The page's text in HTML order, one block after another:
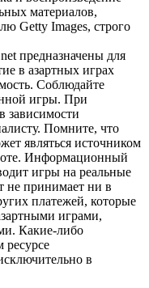
материалов,
Getty Images, строго
предназначены для
в азартных играх
Соблюдайте
игры. При
зависимости
Помните, что
являться источником
Информационный
игры на реальные
не принимает ни в
платежей, которые
играми,
Какие-либо
в